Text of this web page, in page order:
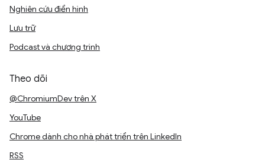
Nghiên cứu điển hình
Lưu trữ
Podcast và chương trình
Theo dõi
@ChromiumDev trên X
YouTube
Chrome dành cho nhà phát triển trên LinkedIn
RSS